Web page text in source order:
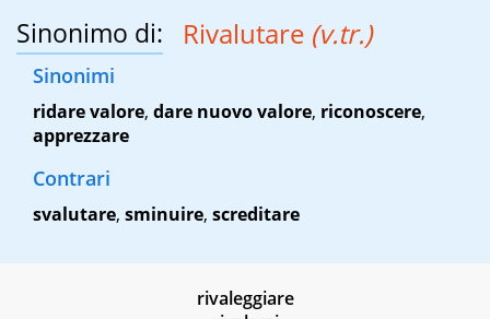
Sinonimo di: Rivalutare (v.tr.)
Sinonimi
ridare valore, dare nuovo valore, riconoscere,
apprezzare
Contrari
svalutare, sminuire, screditare
rivaleggiare